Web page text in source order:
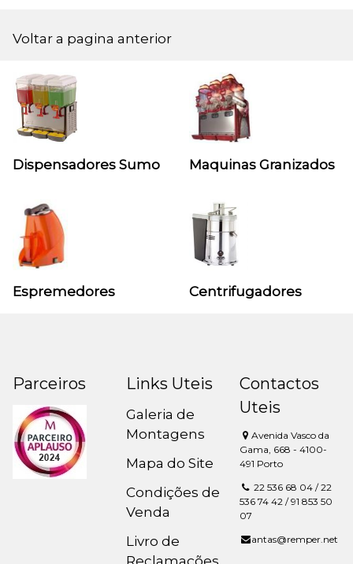
Voltar a pagina anterior
Dispensadores Sumo Maquinas Granizados
Espremedores Centrifugadores
Parceiros Links Uteis
Galeria de
Montagens
Mapa do Site
Condições de
Venda
Livro de
Reclamações
Contactos
Uteis
Avenida Vasco da
Gama, 668 - 4100-
491 Porto
22 536 68 04 / 22
536 74 42 / 91 853 50
07
antas@remper.net